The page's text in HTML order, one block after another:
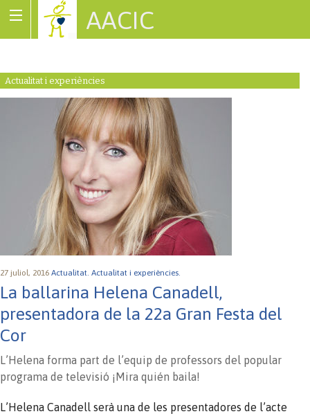
AACIC
Actualitat i experiències
27 juliol, 2016 Actualitat. Actualitat i experiències.
La ballarina Helena Canadell,
presentadora de la 22a Gran Festa del
Cor
L’Helena forma part de l’equip de professors del popular
programa de televisió ¡Mira quién baila!
L’Helena Canadell serà una de les presentadores de l’acte